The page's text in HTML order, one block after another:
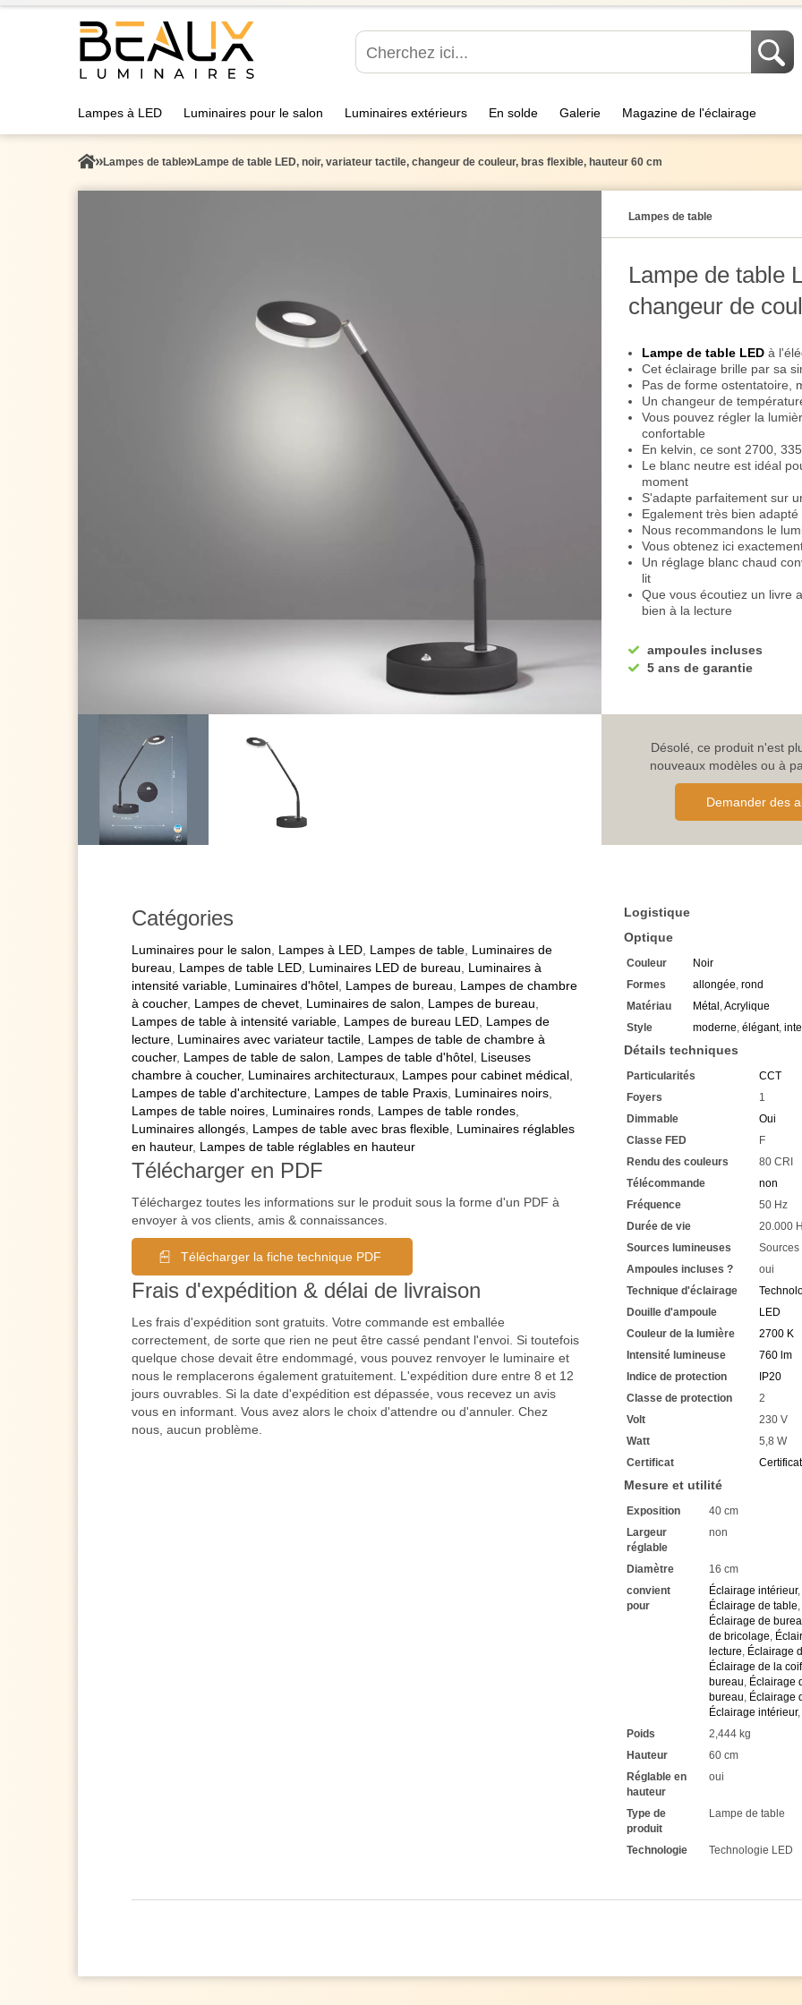
Lampes à LED Luminaires pour le salon Luminaires extérieurs En solde Galerie Magazine de l'éclairage
Lampes de table Lampe de table LED, noir, variateur tactile, changeur de couleur, bras flexible, hauteur 60 cm
Lampes de table
Lampe de table
changeur de
Lampe de table LED à
Cet éclairage brille par sa
Pas de forme ostentatoire,
Un changeur de
Vous pouvez régler la
confortable
En kelvin, ce sont 2700,
Le blanc neutre est idéal
moment
S'adapte parfaitement sur
Egalement très bien
Nous recommandons le
Vous obtenez ici
Un réglage blanc chaud
lit
Que vous écoutiez un livre
bien à la lecture
blanc chaud et confortable
Une lumière confortable
Lalampe de table noire
Vous pouvez faire varier
L'éclairage très doux est
Egalement très bien
Rendez votre quotidien
Le pied rond et plat assure
Le bras est placé à l'arrière
Le spot a été encastré dans
Les matériaux sont le métal
Exécuté en noir, donc
Le verre est satiné, pour
Avec une tension de
Adapté à un branchement
Défini par la classe de
La
lampe de table à
Convient pour une utilisation
60 cm mesure la hauteur
Avec une saillie de 40 cm
Le diamètre est de 16 cm
Très économique en
La puissance lumineuse
3000 kelvins vous donnent
Le rendu des couleurs est
Le soir, vous voyez le
Très longue durée de vie de
Vous avez chez nous une
Renseignez-vous sur les
Nous attendons vos
ampoules incluses
5 ans de garantie
Désolé, ce produit n'est
nouveaux modèles ou à
Demander des
Catégories
Luminaires pour le salon, Lampes à LED, Lampes de table, Luminaires de
bureau, Lampes de table LED, Luminaires LED de bureau, Luminaires à
intensité variable, Luminaires d'hôtel, Lampes de bureau, Lampes de chambre
à coucher, Lampes de chevet, Luminaires de salon, Lampes de bureau,
Lampes de table à intensité variable, Lampes de bureau LED, Lampes de
lecture, Luminaires avec variateur tactile, Lampes de table de chambre à
coucher, Lampes de table de salon, Lampes de table d'hôtel, Liseuses
chambre à coucher, Luminaires architecturaux, Lampes pour cabinet médical,
Lampes de table d'architecture, Lampes de table Praxis, Luminaires noirs,
Lampes de table noires, Luminaires ronds, Lampes de table rondes,
Luminaires allongés, Lampes de table avec bras flexible, Luminaires réglables
en hauteur, Lampes de table réglables en hauteur
Télécharger en PDF
Téléchargez toutes les informations sur le produit sous la forme d'un PDF à
envoyer à vos clients, amis & connaissances.
Télécharger la fiche technique PDF
Frais d'expédition & délai de livraison
Les frais d'expédition sont gratuits. Votre commande est emballée
correctement, de sorte que rien ne peut être cassé pendant l'envoi. Si toutefois
quelque chose devait être endommagé, vous pouvez renvoyer le luminaire et
nous le remplacerons également gratuitement. L'expédition dure entre 8 et 12
jours ouvrables. Si la date d'expédition est dépassée, vous recevez un avis
vous en informant. Vous avez alors le choix d'attendre ou d'annuler. Chez
nous, aucun problème.
Logistique
Optique
Couleur
Noir
Formes
allongée, rond
Matériau
Métal ,Acrylique
Style
moderne, élégant,
Détails techniques
Particularités
CCT
Foyers
1
Dimmable
Oui
Classe FED
F
Rendu des couleurs
80 CRI
Télécommande
non
Fréquence
50 Hz
Durée de vie
20.000
Sources lumineuses
Sources
Ampoules incluses ?
oui
Technique d'éclairage
Douille d'ampoule
LED
Couleur de la lumière
2700 K
Intensité lumineuse
760 lm
Indice de protection
IP20
Classe de protection
2
Volt
230 V
Watt
5,8 W
Certificat
Mesure et utilité
Exposition
40 cm
Largeur
réglable
non
Diamètre
16 cm
convient
pour
Éclairage intérieur,
Éclairage de table,
Éclairage de
de bricolage,
lecture, Éclairage
Éclairage de la
bureau, Éclairage
bureau, Éclairage
Éclairage intérieur,
Poids
2,444 kg
Hauteur
60 cm
Réglable en
hauteur
oui
Type de
produit
Lampe de table
Technologie Technologie LED